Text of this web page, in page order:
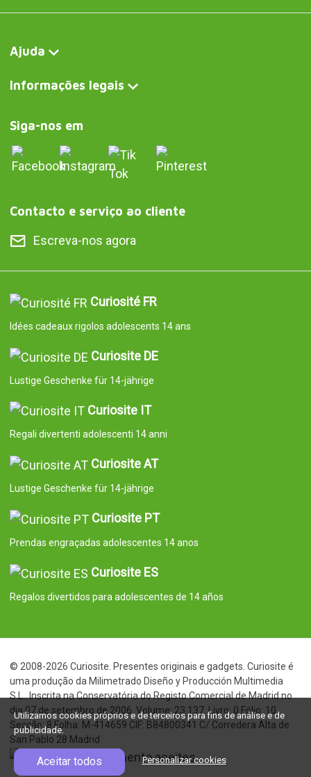
Ajuda
Informações legais
Siga-nos em
Contacto e serviço ao cliente
Escreva-nos agora
Curiosité FR
Idées cadeaux rigolos adolescents 14 ans
Curiosite DE
Lustige Geschenke für 14-jährige
Curiosite IT
Regali divertenti adolescenti 14 anni
Curiosite AT
Lustige Geschenke für 14-jährige
Curiosite PT
Prendas engraçadas adolescentes 14 anos
Curiosite ES
Regalos divertidos para adolescentes de 14 años
© 2008-2026 Curiosite. Presentes originais e gadgets. Curiosite é
uma produção da Milimetrado Diseño y Producción Multimedia
S.L.. Inscrita na Conservatória do Registo Comercial de Madrid no
dia 07 de setembro de 2006. Volume: 23.137. Livro: 0 Fólio: 10
Secção: 8 Folha: M-414659 CIF: B84800341 C/ Corredera Alta de
San Pablo 28 Madrid
Utilizamos cookies próprios e de terceiros para fins de análise e de
publicidade.
Aceitar todos Personalizar cookies